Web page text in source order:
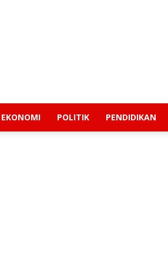
EKONOMI POLITIK PENDIDIKAN